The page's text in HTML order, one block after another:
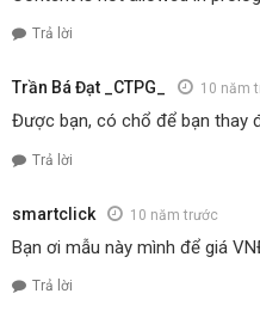
Trả lời
Trần Bá Đạt _CTPG_ 10 năm
Được bạn, có chổ để bạn thay
Trả lời
smartclick 10 năm trước
Bạn ơi mẫu này mình để giá
Trả lời